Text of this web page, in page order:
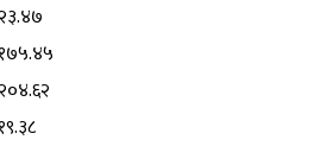
२३.४७
२०४.६२